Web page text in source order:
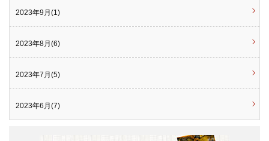
2023年9月(1)
2023年8月(6)
2023年7月(5)
2023年6月(7)